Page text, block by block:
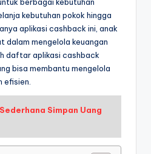
kebutuhan pokok hingga
aplikasi cashback ini, anak
dalam mengelola keuangan
daftar aplikasi cashback
bisa membantu mengelola
efisien.
Simpan Uang